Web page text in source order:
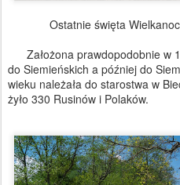
Ostatnie święta
Założona prawdopodobnie w
do Siemieńskich a później do
wieku należała do starostwa w
żyło 330 Rusinów i Polaków.